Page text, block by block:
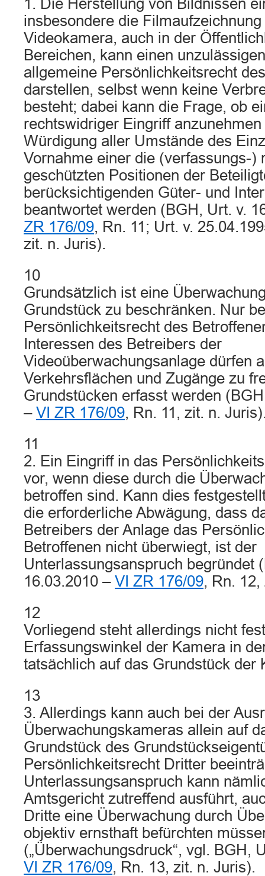
1. Die Herstellung von Bildnissen
insbesondere die
Videokamera, auch in der
Bereichen, kann einen
allgemeine Persönlichkeitsrecht
darstellen, selbst wenn keine
besteht; dabei kann die Frage, ob
rechtswidriger Eingriff
Würdigung aller Umstände des
Vornahme einer die (verfassungs-)
geschützten Positionen der
berücksichtigenden Güter- und
beantwortet werden (BGH, Urt. v.
ZR 176/09, Rn. 11; Urt. v.
zit. n. Juris).
10
Grundsätzlich ist eine
Grundstück zu beschränken. Nur
Persönlichkeitsrecht des
Interessen des Betreibers der
Videoüberwachungsanlage dürfen
Verkehrsflächen und Zugänge zu
Grundstücken erfasst werden
– VI ZR 176/09, Rn. 11, zit. n.
11
2. Ein Eingriff in das
vor, wenn diese durch die
betroffen sind. Kann dies
die erforderliche Abwägung, dass
Betreibers der Anlage das
Betroffenen nicht überwiegt, ist der
Unterlassungsanspruch begründet
16.03.2010 – VI ZR 176/09, Rn.
12
Vorliegend steht allerdings nicht
Erfassungswinkel der Kamera in
tatsächlich auf das Grundstück der
13
3. Allerdings kann auch bei der
Überwachungskameras allein auf
Grundstück des
Persönlichkeitsrecht Dritter
Unterlassungsanspruch kann
Amtsgericht zutreffend ausführt,
Dritte eine Überwachung durch
objektiv ernsthaft befürchten
(„Überwachungsdruck“, vgl. BGH,
VI ZR 176/09, Rn. 13, zit. n. Juris).